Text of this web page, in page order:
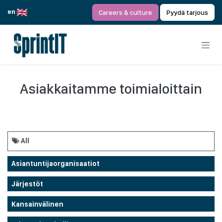
en
Careers & culture Pyydä tarjous
Asiakkaitamme toimialoittain
All
Asiantuntijaorganisaatiot
Järjestöt
Kansainvälinen